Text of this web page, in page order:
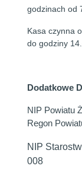
godzinach od
Kasa czynna
do godziny
Dodatkowe
NIP Powiatu
Regon
NIP
008